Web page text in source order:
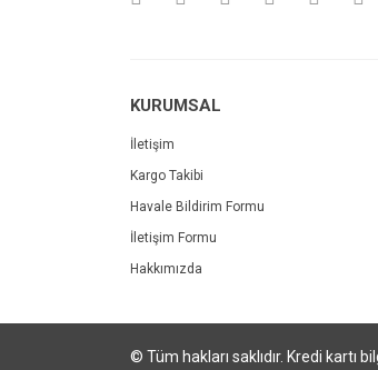
KURUMSAL
İletişim
Kargo Takibi
Havale Bildirim Formu
İletişim Formu
Hakkımızda
© Tüm hakları saklıdır. Kredi kartı